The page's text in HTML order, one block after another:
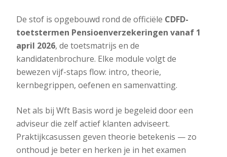
De stof is opgebouwd rond de officiële CDFD-
toetstermen Pensioenverzekeringen vanaf 1
april 2026, de toetsmatrijs en de
kandidatenbrochure. Elke module volgt de
bewezen vijf-staps flow: intro, theorie,
kernbegrippen, oefenen en samenvatting.
Net als bij Wft Basis word je begeleid door een
adviseur die zelf actief klanten adviseert.
Praktijkcasussen geven theorie betekenis — zo
onthoud je beter en herken je in het examen